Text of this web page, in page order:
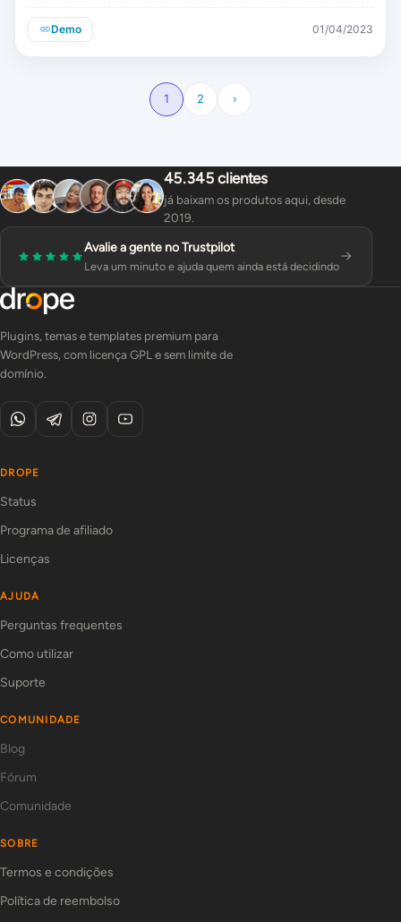
Demo 01/04/2023
1 2 ›
45.345 clientes
já baixam os produtos aqui, desde
2019.
Avalie a gente no Trustpilot
Leva um minuto e ajuda quem ainda está decidindo
Plugins, temas e templates premium para
WordPress, com licença GPL e sem limite de
domínio.
DROPE
Status
Programa de afiliado
Licenças
AJUDA
Perguntas frequentes
Como utilizar
Suporte
COMUNIDADE
Blog
Fórum
Comunidade
SOBRE
Termos e condições
Política de reembolso